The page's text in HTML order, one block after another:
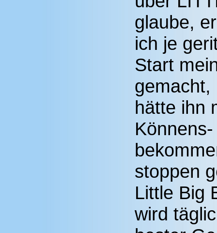
glaube,
ich je
Start
gemacht,
hätte ihn
stoppen
Little Big
wird